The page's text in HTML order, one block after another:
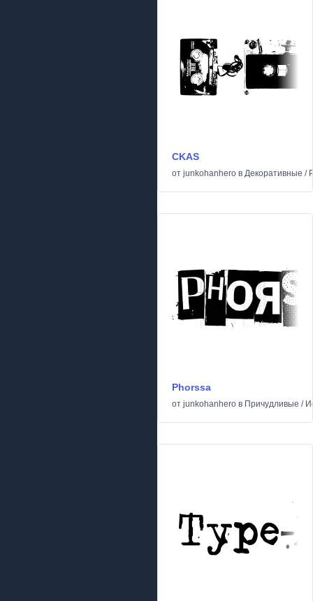
CKAS
от junkohanhero в Декоративные /
Phorssa
от junkohanhero в Причудливые /